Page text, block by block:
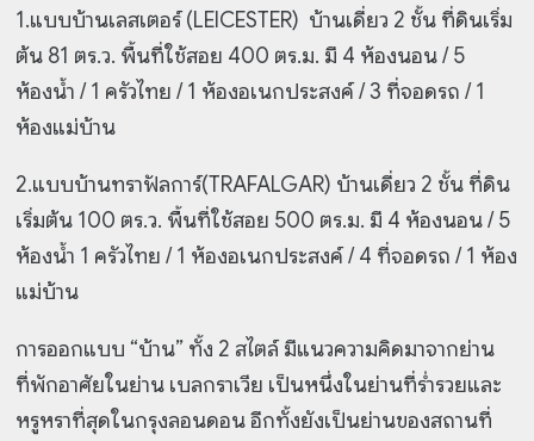
1.แบบบ้านเลสเตอร์ (LEICESTER) บ้านเดี่ยว 2 ชั้น ที่ดินเริ่ม
ต้น 81 ตร.ว. พื้นที่ใช้สอย 400 ตร.ม. มี 4 ห้องนอน / 5
ห้องน้ำ /1 ครัวไทย / 1 ห้องอเนกประสงค์ / 3 ที่จอดรถ / 1
ห้องแม่บ้าน
2.แบบบ้านทราฟัลการ์(TRAFALGAR) บ้านเดี่ยว 2 ชั้น ที่ดิน
เริ่มต้น 100 ตร.ว. พื้นที่ใช้สอย 500 ตร.ม. มี 4 ห้องนอน / 5
ห้องน้ำ 1 ครัวไทย / 1 ห้องอเนกประสงค์ / 4 ที่จอดรถ / 1 ห้อง
แม่บ้าน
การออกแบบ “บ้าน” ทั้ง 2 สไตล์ มีแนวความคิดมาจากย่าน
ที่พักอาศัยในย่าน เบลกราเวีย เป็นหนึ่งในย่านที่ร่ำรวยและ
หรูหราที่สุดในกรุงลอนดอน อีกทั้งยังเป็นย่านของสถานที่